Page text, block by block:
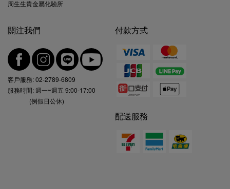
周生生貴金屬化驗所
關注我們
客戶服務:02-2789-6809
服務時間: 週一~週五 9:00-17:00
(例假日公休)
付款方式
配送服務